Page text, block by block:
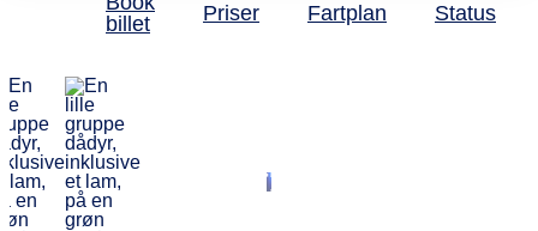
billet
Priser Fartplan Status
Få rabat på
værelsespriserne